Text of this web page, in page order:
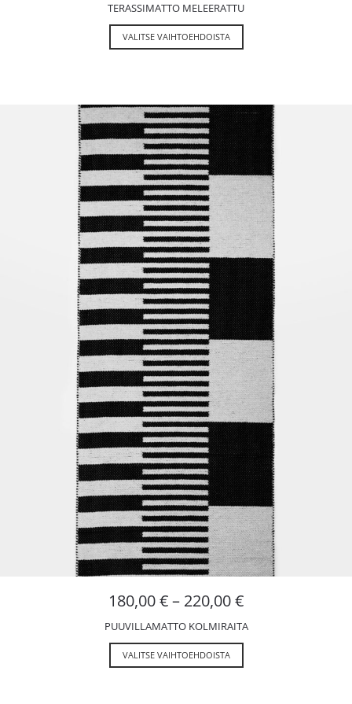
TERASSIMATTO MELEERATTU
VALITSE VAIHTOEHDOISTA
180,00€– 220,00€
PUUVILLAMATTO KOLMIRAITA
VALITSE VAIHTOEHDOISTA